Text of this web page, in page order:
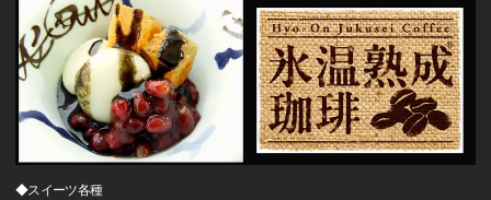
◆スイーツ各種